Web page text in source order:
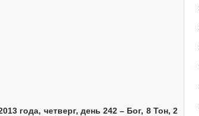
года, четверг, день 242 – Бог, 8 Тон, 2